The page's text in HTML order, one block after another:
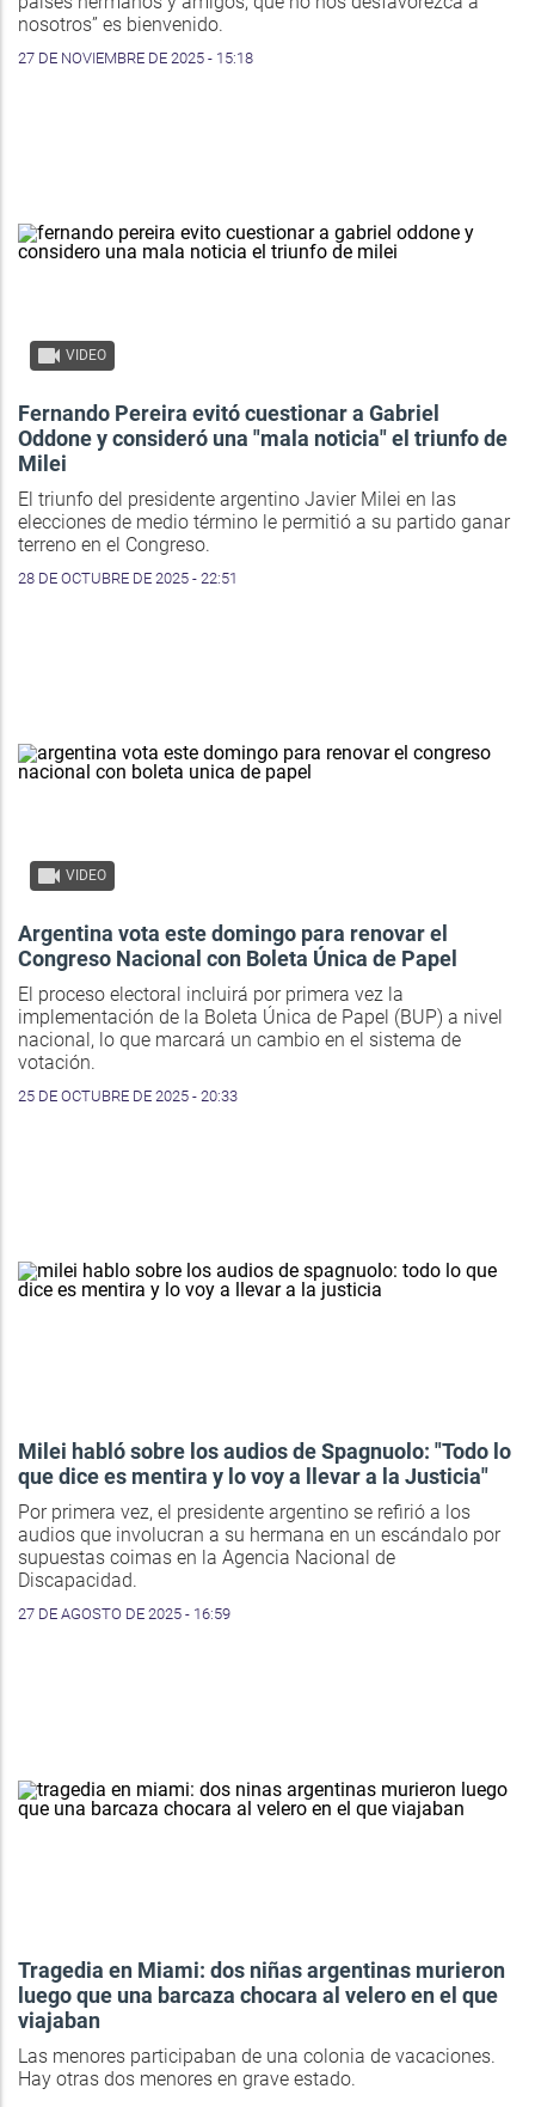
nosotros” es bienvenido.
27 DE NOVIEMBRE DE 2025 - 15:18
VIDEO
Fernando Pereira evitó cuestionar a Gabriel
Oddone y consideró una "mala noticia" el triunfo de
Milei
El triunfo del presidente argentino Javier Milei en las
elecciones de medio término le permitió a su partido ganar
terreno en el Congreso.
28 DE OCTUBRE DE 2025 - 22:51
VIDEO
Argentina vota este domingo para renovar el
Congreso Nacional con Boleta Única de Papel
El proceso electoral incluirá por primera vez la
implementación de la Boleta Única de Papel (BUP) a nivel
nacional, lo que marcará un cambio en el sistema de
votación.
25 DE OCTUBRE DE 2025 - 20:33
Milei habló sobre los audios de Spagnuolo: "Todo lo
que dice es mentira y lo voy a llevar a la Justicia"
Por primera vez, el presidente argentino se refirió a los
audios que involucran a su hermana en un escándalo por
supuestas coimas en la Agencia Nacional de
Discapacidad.
27 DE AGOSTO DE 2025 - 16:59
Tragedia en Miami: dos niñas argentinas murieron
luego que una barcaza chocara al velero en el que
viajaban
Las menores participaban de una colonia de vacaciones.
Hay otras dos menores en grave estado.